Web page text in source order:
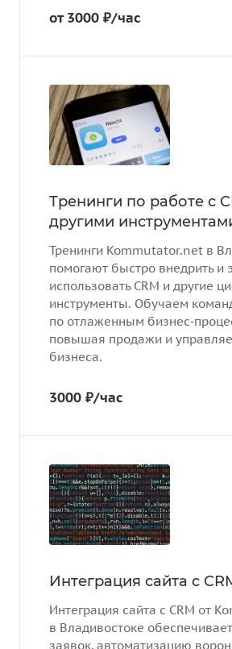
от 3000 ₽/час
Тренинги по работе с
другими
Тренинги Kommutator.net в
помогают быстро внедрить и
использовать CRM и другие
инструменты. Обучаем
по отлаженным
повышая продажи и
бизнеса.
3000 ₽/час
Интеграция сайта с
Интеграция сайта с CRM от
в Владивостоке
заявок, автоматизацию